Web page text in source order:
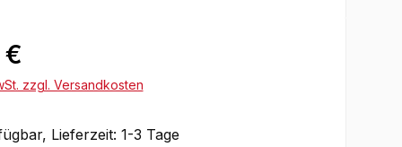
zzgl. Versandkosten
Lieferzeit: 1-3 Tage